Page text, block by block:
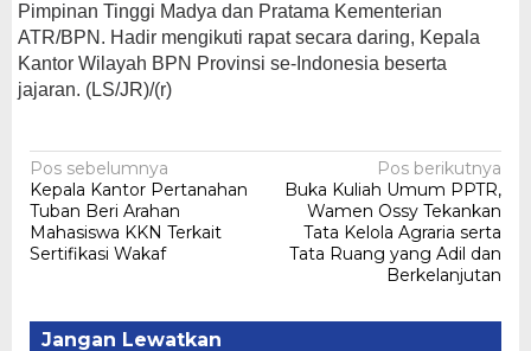
Pimpinan Tinggi Madya dan Pratama Kementerian
ATR/BPN. Hadir mengikuti rapat secara daring, Kepala
Kantor Wilayah BPN Provinsi se-Indonesia beserta
jajaran. (LS/JR)/(r)
Navigasi
pos
Pos sebelumnya
Kepala Kantor Pertanahan
Tuban Beri Arahan
Mahasiswa KKN Terkait
Sertifikasi Wakaf
Pos berikutnya
Buka Kuliah Umum PPTR,
Wamen Ossy Tekankan
Tata Kelola Agraria serta
Tata Ruang yang Adil dan
Berkelanjutan
Jangan Lewatkan